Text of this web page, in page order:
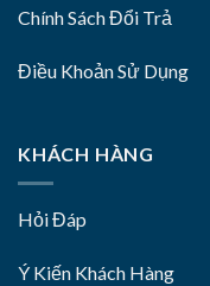
Chính Sách Đổi Trả
Điều Khoản Sử Dụng
KHÁCH HÀNG
Hỏi Đáp
Ý Kiến Khách Hàng